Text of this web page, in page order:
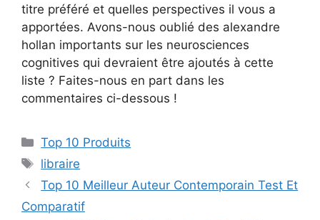
titre préféré et quelles perspectives il vous a
apportées. Avons-nous oublié des alexandre
hollan importants sur les neurosciences
cognitives qui devraient être ajoutés à cette
liste ? Faites-nous en part dans les
commentaires ci-dessous !
Top 10 Produits
libraire
Top 10 Meilleur Auteur Contemporain Test Et
Comparatif